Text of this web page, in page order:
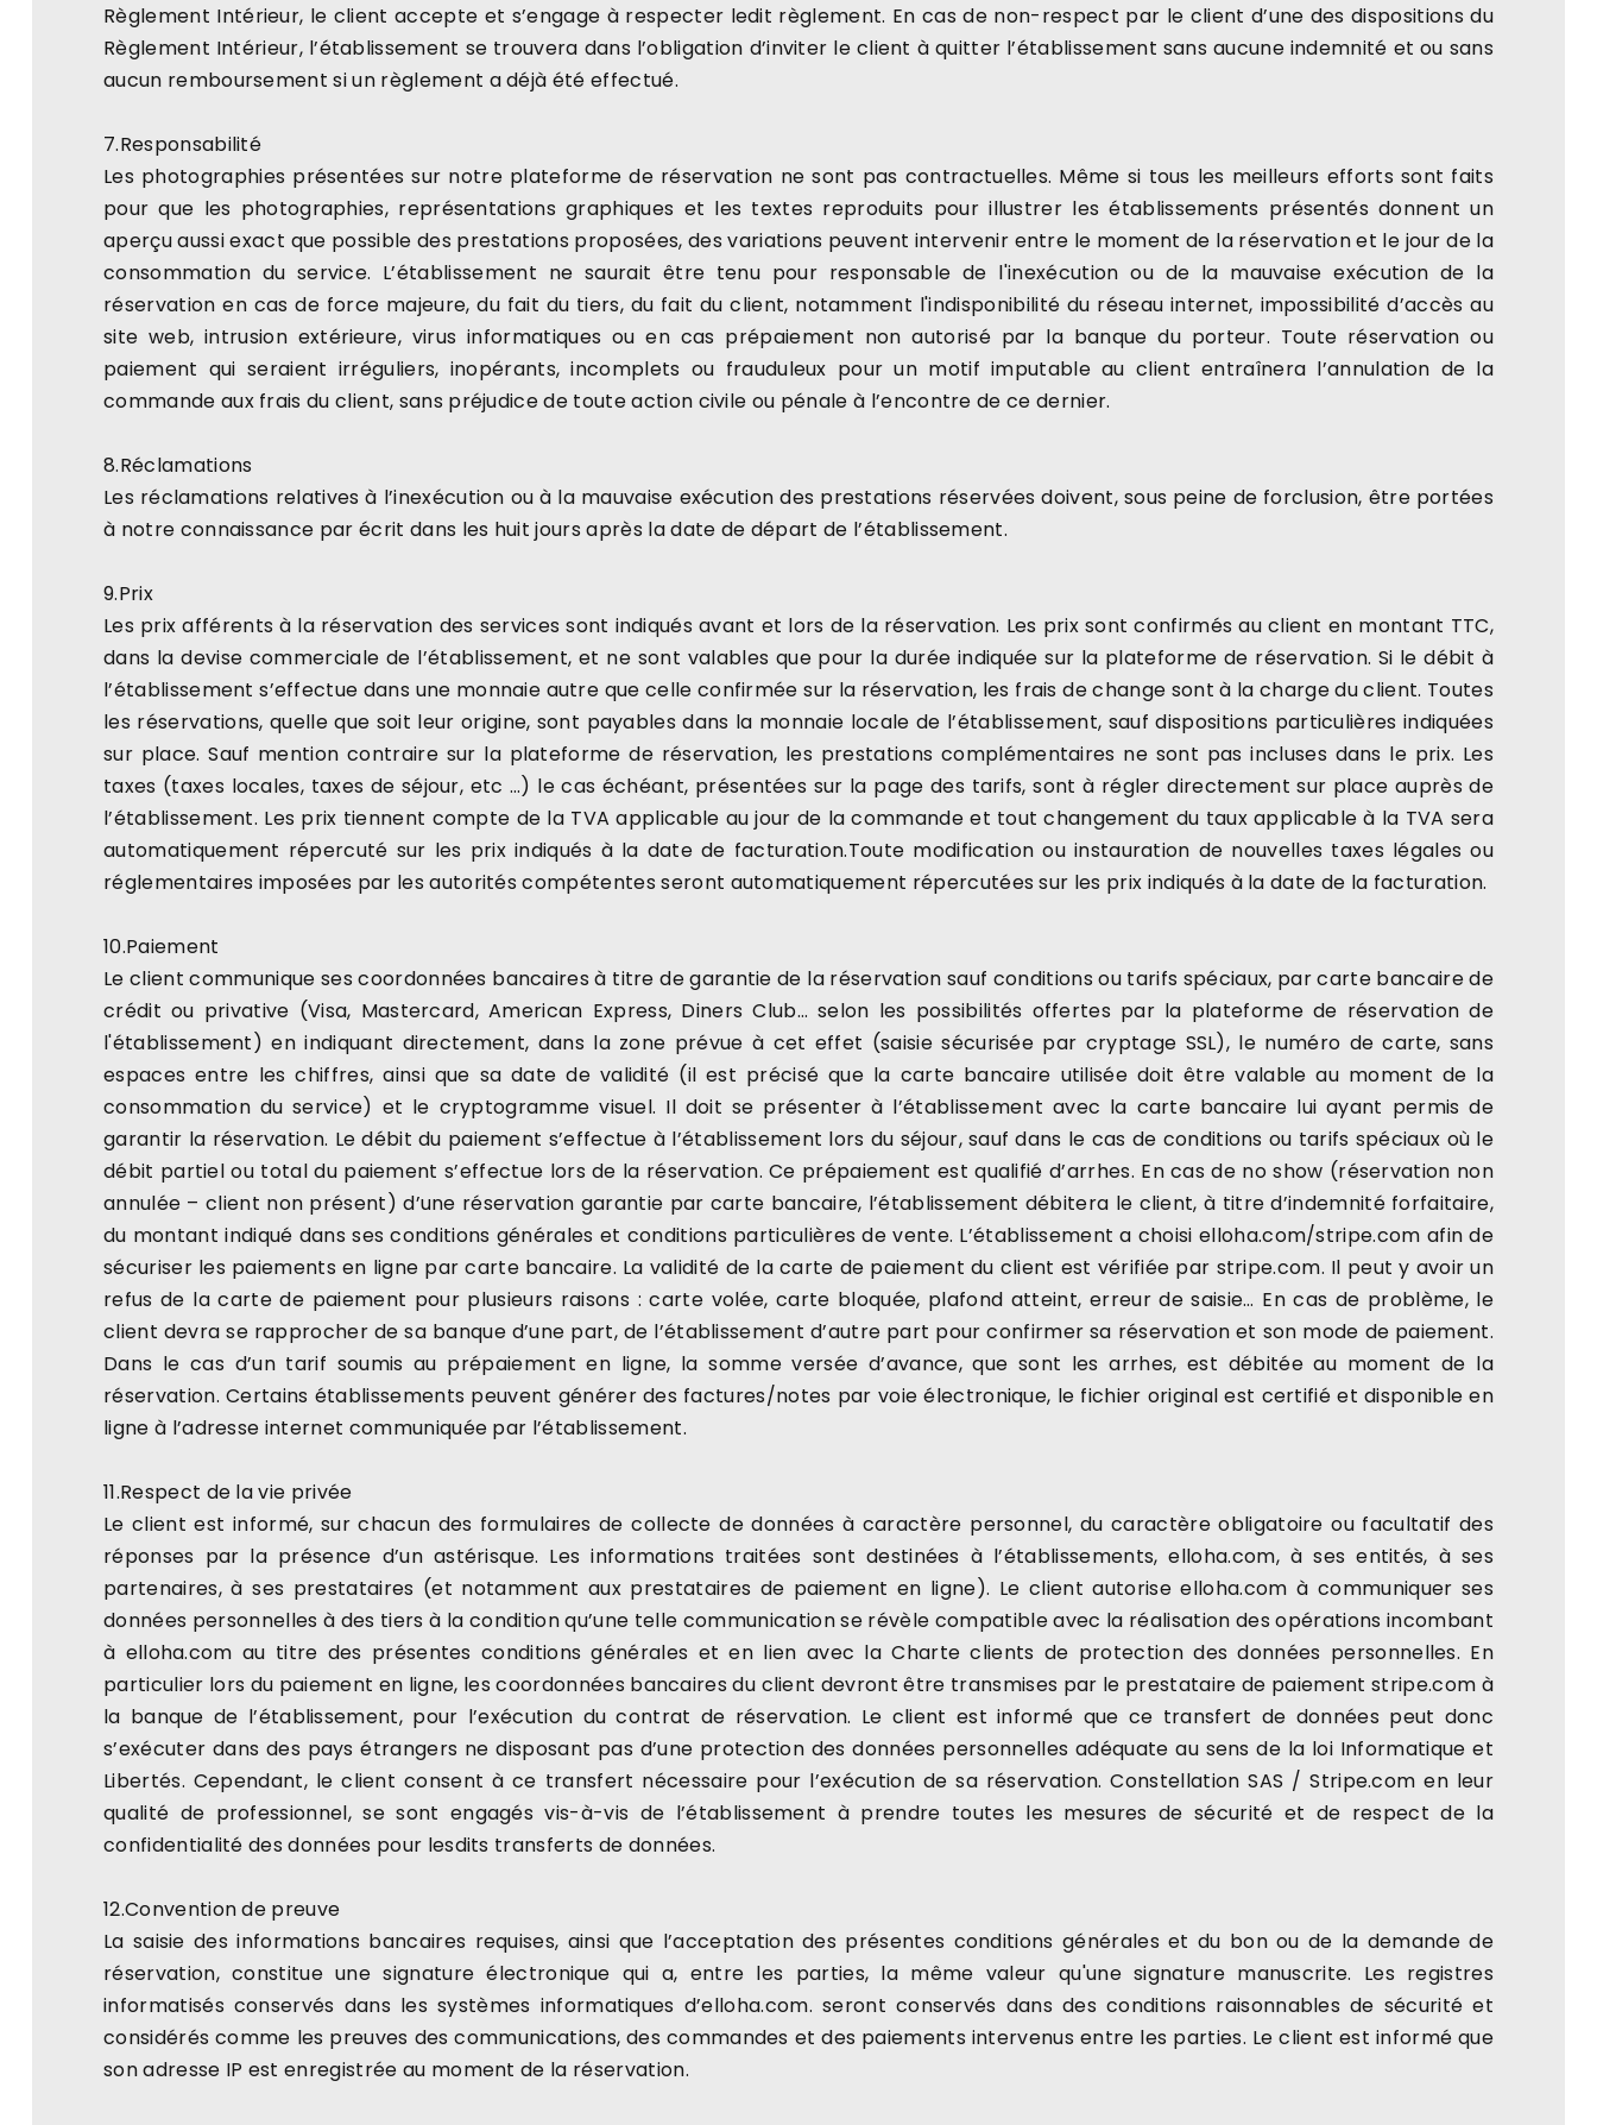
Règlement Intérieur, le client accepte et s’engage à respecter ledit règlement. En cas de non-respect par le client d’une des dispositions du
Règlement Intérieur, l’établissement se trouvera dans l’obligation d’inviter le client à quitter l’établissement sans aucune indemnité et ou sans
aucun remboursement si un règlement a déjà été effectué.
7.Responsabilité
Les photographies présentées sur notre plateforme de réservation ne sont pas contractuelles. Même si tous les meilleurs efforts sont faits
pour que les photographies, représentations graphiques et les textes reproduits pour illustrer les établissements présentés donnent un
aperçu aussi exact que possible des prestations proposées, des variations peuvent intervenir entre le moment de la réservation et le jour de la
consommation du service. L’établissement ne saurait être tenu pour responsable de l'inexécution ou de la mauvaise exécution de la
réservation en cas de force majeure, du fait du tiers, du fait du client, notamment l'indisponibilité du réseau internet, impossibilité d’accès au
site web, intrusion extérieure, virus informatiques ou en cas prépaiement non autorisé par la banque du porteur. Toute réservation ou
paiement qui seraient irréguliers, inopérants, incomplets ou frauduleux pour un motif imputable au client entraînera l’annulation de la
commande aux frais du client, sans préjudice de toute action civile ou pénale à l’encontre de ce dernier.
8.Réclamations
Les réclamations relatives à l’inexécution ou à la mauvaise exécution des prestations réservées doivent, sous peine de forclusion, être portées
à notre connaissance par écrit dans les huit jours après la date de départ de l’établissement.
9.Prix
Les prix afférents à la réservation des services sont indiqués avant et lors de la réservation. Les prix sont confirmés au client en montant TTC,
dans la devise commerciale de l’établissement, et ne sont valables que pour la durée indiquée sur la plateforme de réservation. Si le débit à
l’établissement s’effectue dans une monnaie autre que celle confirmée sur la réservation, les frais de change sont à la charge du client. Toutes
les réservations, quelle que soit leur origine, sont payables dans la monnaie locale de l’établissement, sauf dispositions particulières indiquées
sur place. Sauf mention contraire sur la plateforme de réservation, les prestations complémentaires ne sont pas incluses dans le prix. Les
taxes (taxes locales, taxes de séjour, etc …) le cas échéant, présentées sur la page des tarifs, sont à régler directement sur place auprès de
l’établissement. Les prix tiennent compte de la TVA applicable au jour de la commande et tout changement du taux applicable à la TVA sera
automatiquement répercuté sur les prix indiqués à la date de facturation.Toute modification ou instauration de nouvelles taxes légales ou
réglementaires imposées par les autorités compétentes seront automatiquement répercutées sur les prix indiqués à la date de la facturation.
10.Paiement
Le client communique ses coordonnées bancaires à titre de garantie de la réservation sauf conditions ou tarifs spéciaux, par carte bancaire de
crédit ou privative (Visa, Mastercard, American Express, Diners Club… selon les possibilités offertes par la plateforme de réservation de
l'établissement) en indiquant directement, dans la zone prévue à cet effet (saisie sécurisée par cryptage SSL), le numéro de carte, sans
espaces entre les chiffres, ainsi que sa date de validité (il est précisé que la carte bancaire utilisée doit être valable au moment de la
consommation du service) et le cryptogramme visuel. Il doit se présenter à l’établissement avec la carte bancaire lui ayant permis de
garantir la réservation. Le débit du paiement s’effectue à l’établissement lors du séjour, sauf dans le cas de conditions ou tarifs spéciaux où le
débit partiel ou total du paiement s’effectue lors de la réservation. Ce prépaiement est qualifié d’arrhes. En cas de no show (réservation non
annulée – client non présent) d’une réservation garantie par carte bancaire, l’établissement débitera le client, à titre d’indemnité forfaitaire,
du montant indiqué dans ses conditions générales et conditions particulières de vente. L’établissement a choisi elloha.com/stripe.com afin de
sécuriser les paiements en ligne par carte bancaire. La validité de la carte de paiement du client est vérifiée par stripe.com. Il peut y avoir un
refus de la carte de paiement pour plusieurs raisons : carte volée, carte bloquée, plafond atteint, erreur de saisie… En cas de problème, le
client devra se rapprocher de sa banque d’une part, de l’établissement d’autre part pour confirmer sa réservation et son mode de paiement.
Dans le cas d’un tarif soumis au prépaiement en ligne, la somme versée d’avance, que sont les arrhes, est débitée au moment de la
réservation. Certains établissements peuvent générer des factures/notes par voie électronique, le fichier original est certifié et disponible en
ligne à l’adresse internet communiquée par l’établissement.
11.Respect de la vie privée
Le client est informé, sur chacun des formulaires de collecte de données à caractère personnel, du caractère obligatoire ou facultatif des
réponses par la présence d’un astérisque. Les informations traitées sont destinées à l’établissements, elloha.com, à ses entités, à ses
partenaires, à ses prestataires (et notamment aux prestataires de paiement en ligne). Le client autorise elloha.com à communiquer ses
données personnelles à des tiers à la condition qu’une telle communication se révèle compatible avec la réalisation des opérations incombant
à elloha.com au titre des présentes conditions générales et en lien avec la Charte clients de protection des données personnelles. En
particulier lors du paiement en ligne, les coordonnées bancaires du client devront être transmises par le prestataire de paiement stripe.com à
la banque de l’établissement, pour l’exécution du contrat de réservation. Le client est informé que ce transfert de données peut donc
s’exécuter dans des pays étrangers ne disposant pas d’une protection des données personnelles adéquate au sens de la loi Informatique et
Libertés. Cependant, le client consent à ce transfert nécessaire pour l’exécution de sa réservation. Constellation SAS / Stripe.com en leur
qualité de professionnel, se sont engagés vis-à-vis de l’établissement à prendre toutes les mesures de sécurité et de respect de la
confidentialité des données pour lesdits transferts de données.
12.Convention de preuve
La saisie des informations bancaires requises, ainsi que l’acceptation des présentes conditions générales et du bon ou de la demande de
réservation, constitue une signature électronique qui a, entre les parties, la même valeur qu'une signature manuscrite. Les registres
informatisés conservés dans les systèmes informatiques d’elloha.com. seront conservés dans des conditions raisonnables de sécurité et
considérés comme les preuves des communications, des commandes et des paiements intervenus entre les parties. Le client est informé que
son adresse IP est enregistrée au moment de la réservation.